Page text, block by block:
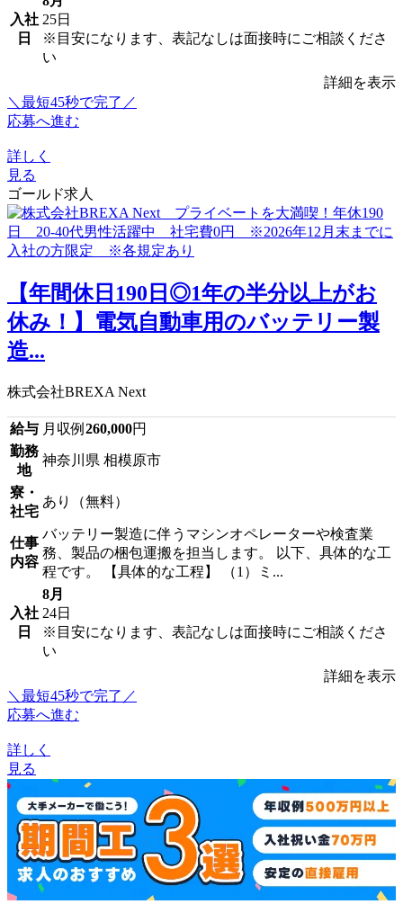
入社
日
25日
※目安になります、表記なしは面接時にご相談くださ
い
詳細を表示
＼最短45秒で完了／
応募へ進む
詳しく
見る
ゴールド求人
【年間休日190日◎1年の半分以上がお
休み！】電気自動車用のバッテリー製
造...
株式会社BREXA Next
給与 月収例 260,000円
勤務
地
神奈川県 相模原市
寮・
社宅
あり（無料）
仕事
内容
バッテリー製造に伴うマシンオペレーターや検査業
務、製品の梱包運搬を担当します。 以下、具体的な工
程です。 【具体的な工程】 （1）ミ...
入社
日
8月
24日
※目安になります、表記なしは面接時にご相談くださ
い
詳細を表示
＼最短45秒で完了／
応募へ進む
詳しく
見る